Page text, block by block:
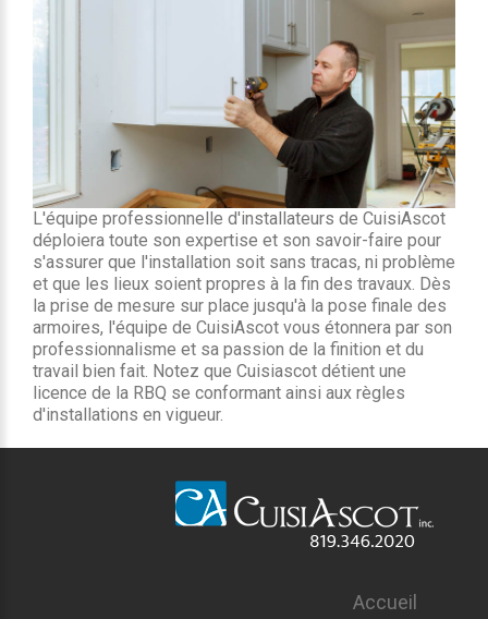
L'équipe professionnelle d'installateurs de CuisiAscot
déploiera toute son expertise et son savoir-faire pour
s'assurer que l'installation soit sans tracas, ni problème
et que les lieux soient propres à la fin des travaux. Dès
la prise de mesure sur place jusqu'à la pose finale des
armoires, l'équipe de CuisiAscot vous étonnera par son
professionnalisme et sa passion de la finition et du
travail bien fait. Notez que Cuisiascot détient une
licence de la RBQ se conformant ainsi aux règles
d'installations en vigueur.
Accueil